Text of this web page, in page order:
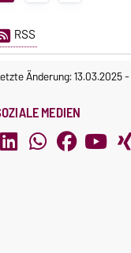
RSS
Änderung: 13.03.2025-
MEDIEN